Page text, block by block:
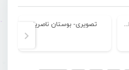
تصویری – نوزدهمین سالگرد اسطوره موسیقی جنوب “ناصریا” تصویری- بوستان ناصریا